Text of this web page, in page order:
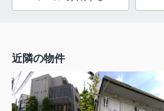
近隣の物件